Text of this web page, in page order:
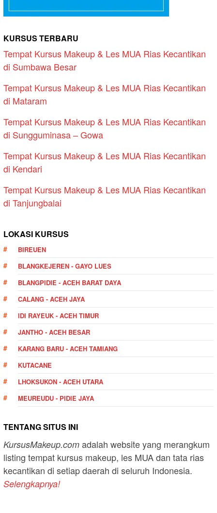
KURSUS TERBARU
Tempat Kursus Makeup & Les MUA Rias Kecantikan
di Sumbawa Besar
Tempat Kursus Makeup & Les MUA Rias Kecantikan
di Mataram
Tempat Kursus Makeup & Les MUA Rias Kecantikan
di Sungguminasa – Gowa
Tempat Kursus Makeup & Les MUA Rias Kecantikan
di Kendari
Tempat Kursus Makeup & Les MUA Rias Kecantikan
di Tanjungbalai
LOKASI KURSUS
BIREUEN
BLANGKEJEREN - GAYO LUES
BLANGPIDIE - ACEH BARAT DAYA
CALANG - ACEH JAYA
IDI RAYEUK - ACEH TIMUR
JANTHO - ACEH BESAR
KARANG BARU - ACEH TAMIANG
KUTACANE
LHOKSUKON - ACEH UTARA
MEUREUDU - PIDIE JAYA
TENTANG SITUS INI
KursusMakeup.com adalah website yang merangkum
listing tempat kursus makeup, les MUA dan tata rias
kecantikan di setiap daerah di seluruh Indonesia.
Selengkapnya!